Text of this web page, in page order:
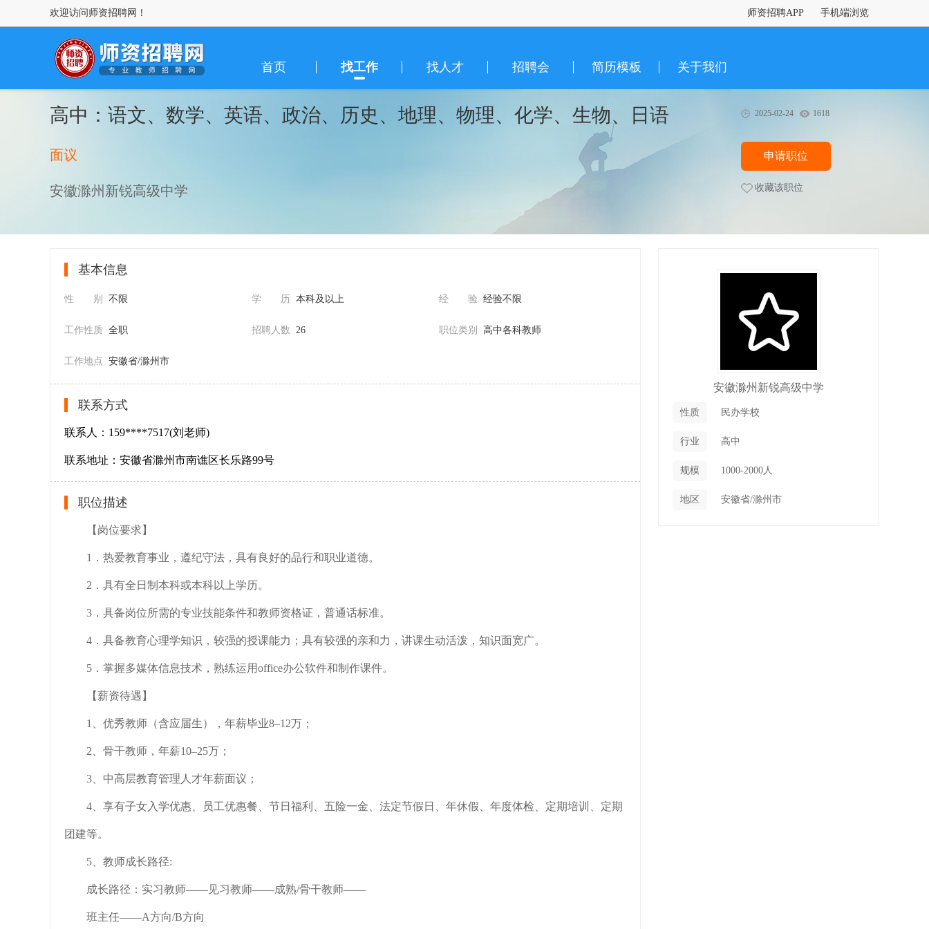
欢迎访问师资招聘网！ 师资招聘APP 手机端浏览
首页 找工作 找人才 招聘会 简历模板 关于我们
高中：语文、数学、英语、政治、历史、地理、物理、化学、生物、日语
面议
安徽滁州新锐高级中学
2025-02-24 1618
申请职位
收藏该职位
基本信息
性 别 不限 学 历 本科及以上 经 验 经验不限
工作性质 全职 招聘人数 26 职位类别 高中各科教师
工作地点 安徽省/滁州市
联系方式
联系人：159****7517(刘老师)
联系地址：安徽省滁州市南谯区长乐路99号
职位描述
【岗位要求】
1．热爱教育事业，遵纪守法，具有良好的品行和职业道德。
2．具有全日制本科或本科以上学历。
3．具备岗位所需的专业技能条件和教师资格证，普通话标准。
4．具备教育心理学知识，较强的授课能力；具有较强的亲和力，讲课生动活泼，知识面宽广。
5．掌握多媒体信息技术，熟练运用office办公软件和制作课件。
【薪资待遇】
1、优秀教师（含应届生），年薪毕业8–12万；
2、骨干教师，年薪10–25万；
3、中高层教育管理人才年薪面议；
4、享有子女入学优惠、员工优惠餐、节日福利、五险一金、法定节假日、年休假、年度体检、定期培训、定期
团建等。
5、教师成长路径:
成长路径：实习教师——见习教师——成熟/骨干教师——
班主任——A方向/B方向
安徽滁州新锐高级中学
性质 民办学校
行业 高中
规模 1000-2000人
地区 安徽省/滁州市